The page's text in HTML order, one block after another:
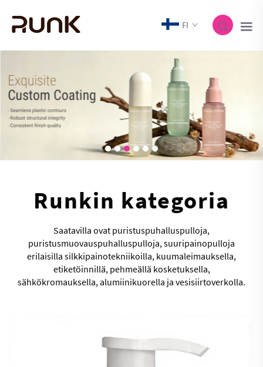
FI
Runkin kategoria
Saatavilla ovat puristuspuhalluspulloja,
puristusmuovauspuhalluspulloja, suuripainopulloja
erilaisilla silkkipainotekniikoilla, kuumaleimauksella,
etiketöinnillä, pehmeällä kosketuksella,
sähkökromauksella, alumiinikuorella ja vesisiirtoverkolla.